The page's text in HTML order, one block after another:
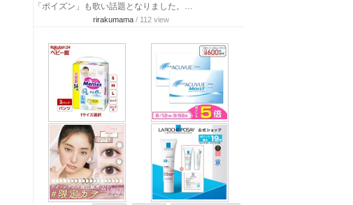
「ポイズン」も歌い話題となりました。…
rirakumama / 112 view